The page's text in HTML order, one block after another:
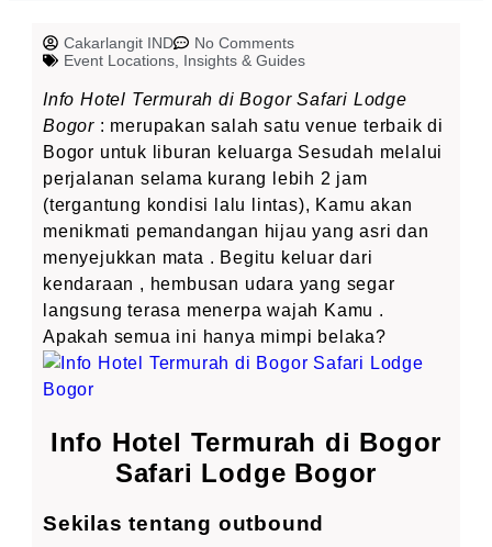
Cakarlangit IND
No Comments
Event Locations, Insights & Guides
Info Hotel Termurah di Bogor Safari Lodge
Bogor : merupakan salah satu venue terbaik di
Bogor untuk liburan keluarga Sesudah melalui
perjalanan selama kurang lebih 2 jam
(tergantung kondisi lalu lintas), Kamu akan
menikmati pemandangan hijau yang asri dan
menyejukkan mata . Begitu keluar dari
kendaraan , hembusan udara yang segar
langsung terasa menerpa wajah Kamu .
Apakah semua ini hanya mimpi belaka?
Info Hotel Termurah di Bogor
Safari Lodge Bogor
Sekilas tentang outbound